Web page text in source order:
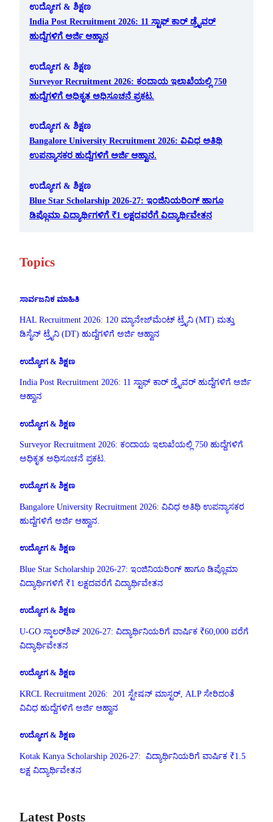
ಉದ್ಯೋಗ & ಶಿಕ್ಷಣ
India Post Recruitment 2026: 11 ಸ್ಟಾಫ್ ಕಾರ್ ಡ್ರೈವರ್
ಹುದ್ದೆಗಳಿಗೆ ಅರ್ಜಿ ಆಹ್ವಾನ
ಉದ್ಯೋಗ & ಶಿಕ್ಷಣ
Surveyor Recruitment 2026: ಕಂದಾಯ ಇಲಾಖೆಯಲ್ಲಿ 750
ಹುದ್ದೆಗಳಿಗೆ ಅಧಿಕೃತ ಅಧಿಸೂಚನೆ ಪ್ರಕಟ.
ಉದ್ಯೋಗ & ಶಿಕ್ಷಣ
Bangalore University Recruitment 2026: ವಿವಿಧ ಅತಿಥಿ
ಉಪನ್ಯಾಸಕರ ಹುದ್ದೆಗಳಿಗೆ ಅರ್ಜಿ ಆಹ್ವಾನ.
ಉದ್ಯೋಗ & ಶಿಕ್ಷಣ
Blue Star Scholarship 2026-27: ಇಂಜಿನಿಯರಿಂಗ್ ಹಾಗೂ
ಡಿಪ್ಲೊಮಾ ವಿದ್ಯಾರ್ಥಿಗಳಿಗೆ ₹1 ಲಕ್ಷದವರೆಗೆ ವಿದ್ಯಾರ್ಥಿವೇತನ
Topics
ಸಾರ್ವಜನಿಕ ಮಾಹಿತಿ
HAL Recruitment 2026: 120 ಮ್ಯಾನೇಜ್‌ಮೆಂಟ್ ಟ್ರೈನಿ (MT) ಮತ್ತು
ಡಿಸೈನ್ ಟ್ರೈನಿ (DT) ಹುದ್ದೆಗಳಿಗೆ ಅರ್ಜಿ ಆಹ್ವಾನ
ಉದ್ಯೋಗ & ಶಿಕ್ಷಣ
India Post Recruitment 2026: 11 ಸ್ಟಾಫ್ ಕಾರ್ ಡ್ರೈವರ್ ಹುದ್ದೆಗಳಿಗೆ ಅರ್ಜಿ
ಆಹ್ವಾನ
ಉದ್ಯೋಗ & ಶಿಕ್ಷಣ
Surveyor Recruitment 2026: ಕಂದಾಯ ಇಲಾಖೆಯಲ್ಲಿ 750 ಹುದ್ದೆಗಳಿಗೆ
ಅಧಿಕೃತ ಅಧಿಸೂಚನೆ ಪ್ರಕಟ.
ಉದ್ಯೋಗ & ಶಿಕ್ಷಣ
Bangalore University Recruitment 2026: ವಿವಿಧ ಅತಿಥಿ ಉಪನ್ಯಾಸಕರ
ಹುದ್ದೆಗಳಿಗೆ ಅರ್ಜಿ ಆಹ್ವಾನ.
ಉದ್ಯೋಗ & ಶಿಕ್ಷಣ
Blue Star Scholarship 2026-27: ಇಂಜಿನಿಯರಿಂಗ್ ಹಾಗೂ ಡಿಪ್ಲೊಮಾ
ವಿದ್ಯಾರ್ಥಿಗಳಿಗೆ ₹1 ಲಕ್ಷದವರೆಗೆ ವಿದ್ಯಾರ್ಥಿವೇತನ
ಉದ್ಯೋಗ & ಶಿಕ್ಷಣ
U-GO ಸ್ಕಾಲರ್‌ಶಿಪ್ 2026-27: ವಿದ್ಯಾರ್ಥಿನಿಯರಿಗೆ ವಾರ್ಷಿಕ ₹60,000 ವರೆಗೆ
ವಿದ್ಯಾರ್ಥಿವೇತನ
ಉದ್ಯೋಗ & ಶಿಕ್ಷಣ
KRCL Recruitment 2026: 201 ಸ್ಟೇಷನ್ ಮಾಸ್ಟರ್, ALP ಸೇರಿದಂತೆ
ವಿವಿಧ ಹುದ್ದೆಗಳಿಗೆ ಅರ್ಜಿ ಆಹ್ವಾನ
ಉದ್ಯೋಗ & ಶಿಕ್ಷಣ
Kotak Kanya Scholarship 2026-27: ವಿದ್ಯಾರ್ಥಿನಿಯರಿಗೆ ವಾರ್ಷಿಕ ₹1.5
ಲಕ್ಷ ವಿದ್ಯಾರ್ಥಿವೇತನ
Latest Posts